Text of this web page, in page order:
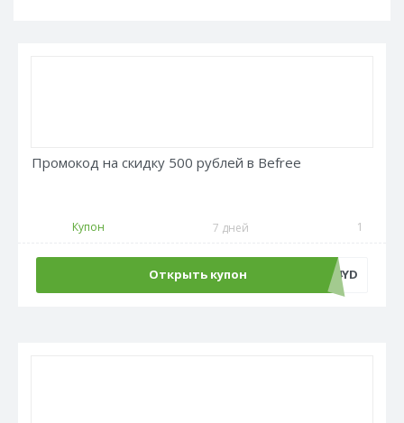
Промокод на скидку 500 рублей в Befree
Купон 7 дней 1
Открыть купон ADM500C4YD